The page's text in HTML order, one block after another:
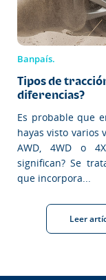
Banpaís.
Tipos de
diferencias?
Es probable que
hayas visto varios
AWD, 4WD o
significan? Se
que incorpora...
Leer